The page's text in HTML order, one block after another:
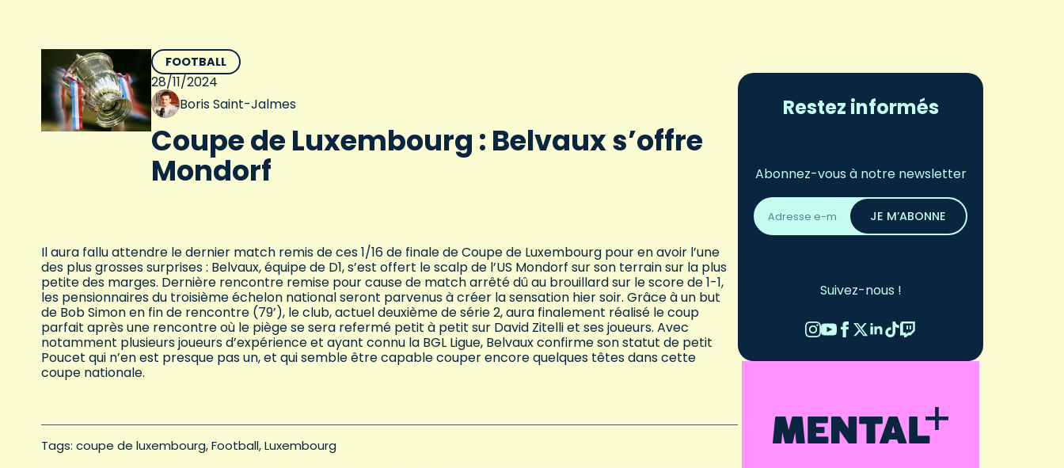
FOOTBALL
28/11/2024
Boris Saint-Jalmes
Coupe de Luxembourg : Belvaux s’offre
Mondorf
Il aura fallu attendre le dernier match remis de ces 1/16 de finale de Coupe de Luxembourg pour en avoir l’une
des plus grosses surprises : Belvaux, équipe de D1, s’est offert le scalp de l’US Mondorf sur son terrain sur la plus
petite des marges. Dernière rencontre remise pour cause de match arrêté dû au brouillard sur le score de 1-1,
les pensionnaires du troisième échelon national seront parvenus à créer la sensation hier soir. Grâce à un but
de Bob Simon en fin de rencontre (79’), le club, actuel deuxième de série 2, aura finalement réalisé le coup
parfait après une rencontre où le piège se sera refermé petit à petit sur David Zitelli et ses joueurs. Avec
notamment plusieurs joueurs d’expérience et ayant connu la BGL Ligue, Belvaux confirme son statut de petit
Poucet qui n’en est presque pas un, et qui semble être capable couper encore quelques têtes dans cette
coupe nationale.
Tags: coupe de luxembourg Football Luxembourg
Restez informés
Abonnez-vous à notre newsletter
Adresse
email
*
JE M’ABONNE
Suivez-nous !